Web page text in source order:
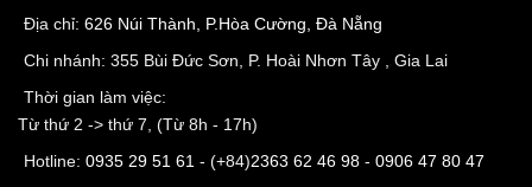
Địa chỉ: 626 Núi Thành, P.Hòa Cường, Đà Nẵng
Chi nhánh: 355 Bùi Đức Sơn, P. Hoài Nhơn Tây , Gia Lai
Thời gian làm việc:
Từ thứ 2 -> thứ 7, (Từ 8h - 17h)
Hotline: 0935 29 51 61 - (+84)2363 62 46 98 - 0906 47 80 47